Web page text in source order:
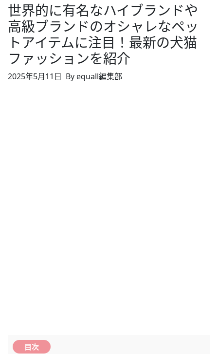
世界的に有名なハイブランドや
高級ブランドのオシャレなペッ
トアイテムに注目！最新の犬猫
ファッションを紹介
2025年5月11日 By equall編集部
目次